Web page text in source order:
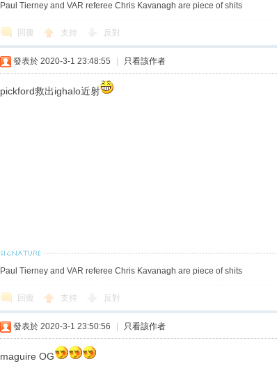
Paul Tierney and VAR referee Chris Kavanagh are piece of shits
回復 支持 反對
發表於 2020-3-1 23:48:55 只看該作者
pickford救出ighalo近射
Paul Tierney and VAR referee Chris Kavanagh are piece of shits
回復 支持 反對
發表於 2020-3-1 23:50:56 只看該作者
maguire OG